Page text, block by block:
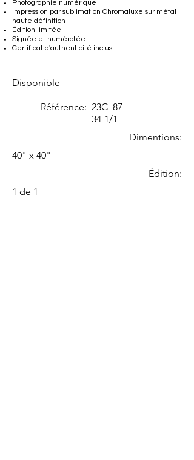
Photographie numérique
Impression par sublimation Chromaluxe sur métal
haute définition
Édition limitée
Signée et numérotée
Certificat d'authenticité inclus
Disponible
Référence: 23C_87
34-1/1
Dimentions:
40" x 40"
Édition:
1 de 1